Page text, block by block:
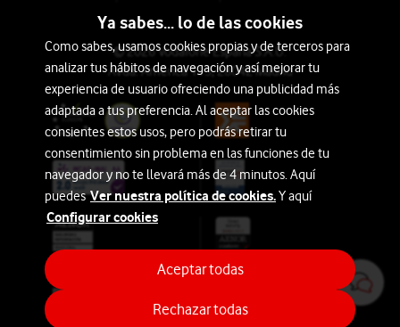
© 2026 Vodafone España S.A.U.
Avda. América 115, 28042 Madrid
Ya sabes... lo de las cookies
Como sabes, usamos cookies propias y de terceros para
analizar tus hábitos de navegación y así mejorar tu
experiencia de usuario ofreciendo una publicidad más
adaptada a tus preferencia. Al aceptar las cookies
consientes estos usos, pero podrás retirar tu
consentimiento sin problema en las funciones de tu
navegador y no te llevará más de 4 minutos. Aquí
puedesVer nuestra política de cookies.Y aquí
Configurar cookies
Rechazar todas
Aceptar todas